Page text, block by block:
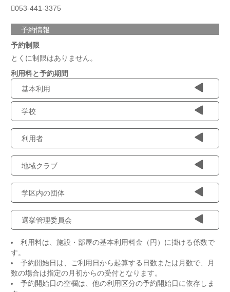
053-441-3375
予約情報
予約制限
とくに制限はありません。
利用料と予約期間
基本利用
学校
利用者
地域クラブ
学区内の団体
選挙管理委員会
利用料は、施設・部屋の基本利用料金（円）に掛ける係数で
す。
予約開始日は、ご利用日から起算する日数または月数で、月
数の場合は指定の月初からの受付となります。
予約開始日の空欄は、他の利用区分の予約開始日に依存しま